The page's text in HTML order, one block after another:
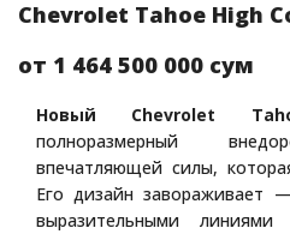
Chevrolet Tahoe High
от 1 464 500 000 сум
Новый Chevrolet
полноразмерный
впечатляющей силы,
Его дизайн завораживает
выразительными